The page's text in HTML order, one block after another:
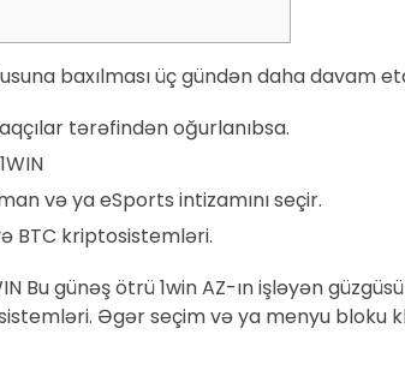
baxılması üç gündən daha davam
tərəfindən oğurlanıbsa.
və ya eSports intizamını seçir.
BTC kriptosistemləri.
Bu günəş ötrü 1win AZ-ın işləyən
Əgər seçim və ya menyu bloku